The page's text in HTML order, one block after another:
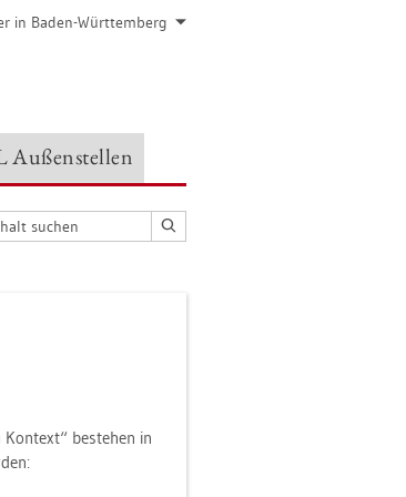
in Baden-Würt­tem­berg
Au­ßen­stel­len
be­ste­hen in